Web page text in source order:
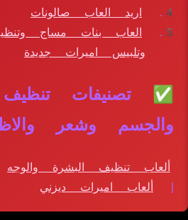
اريد العاب صالونات
العاب بنات مساج
وتلبيس اميرات جديدة
✅ تصنيفات تنظيف
والجسم وشعر
ألعاب تنظيف البشرة والوجه
|
ألعاب اميرات ديزني